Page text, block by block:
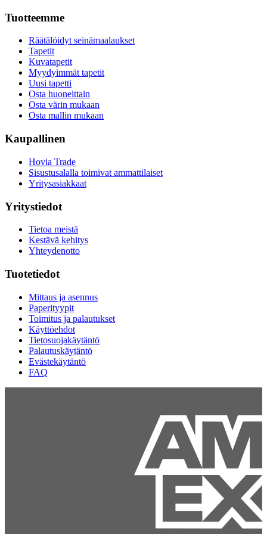
Tuotteemme
Räätälöidyt seinämaalaukset
Tapetit
Kuvatapetit
Myydyimmät tapetit
Uusi tapetti
Osta huoneittain
Osta värin mukaan
Osta mallin mukaan
Kaupallinen
Hovia Trade
Sisustusalalla toimivat ammattilaiset
Yritysasiakkaat
Yritystiedot
Tietoa meistä
Kestävä kehitys
Yhteydenotto
Tuotetiedot
Mittaus ja asennus
Paperityypit
Toimitus ja palautukset
Käyttöehdot
Tietosuojakäytäntö
Palautuskäytäntö
Evästekäytäntö
FAQ